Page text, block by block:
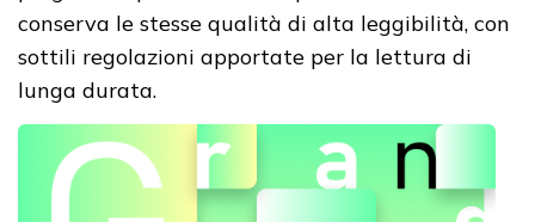
conserva le stesse qualità di alta leggibilità, con
sottili regolazioni apportate per la lettura di
lunga durata.